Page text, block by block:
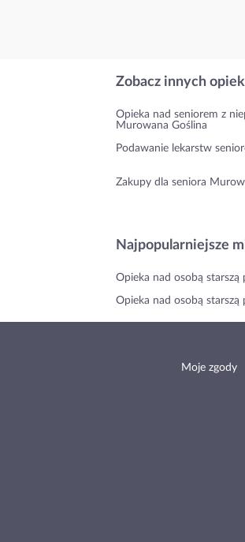
Zobacz innych
Opieka nad seniorem z
Murowana Goślina
Podawanie lekarstw
Zakupy dla seniora
Najpopularniejsze
Opieka nad osobą starszą
Opieka nad osobą starszą
Moje zgody